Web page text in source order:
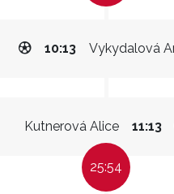
Vykydalová
10:13
Kutnerová Alice 11:13
25:54